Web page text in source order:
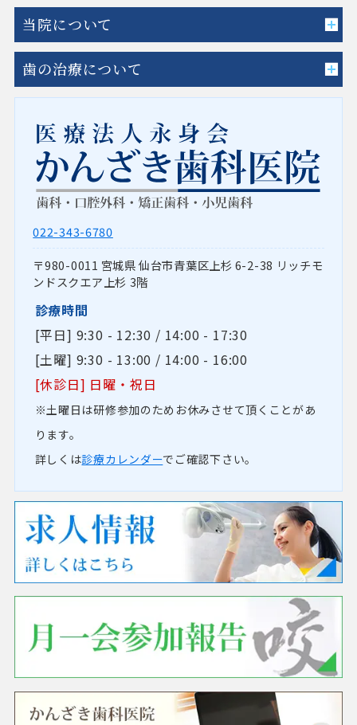
当院について
歯の治療について
022-343-6780
980-0011 宮城県仙台市青葉区上杉6-2-38 リッチモ
ンドスクエア上杉 3階
診療時間
[平日] 9:30 - 12:30 / 14:00 - 17:30
[土曜] 9:30 - 13:00 / 14:00 - 16:00
[休診日] 日曜・祝日
※土曜日は研修参加のためお休みさせて頂くことがあ
ります。
詳しくは診療カレンダーでご確認下さい。